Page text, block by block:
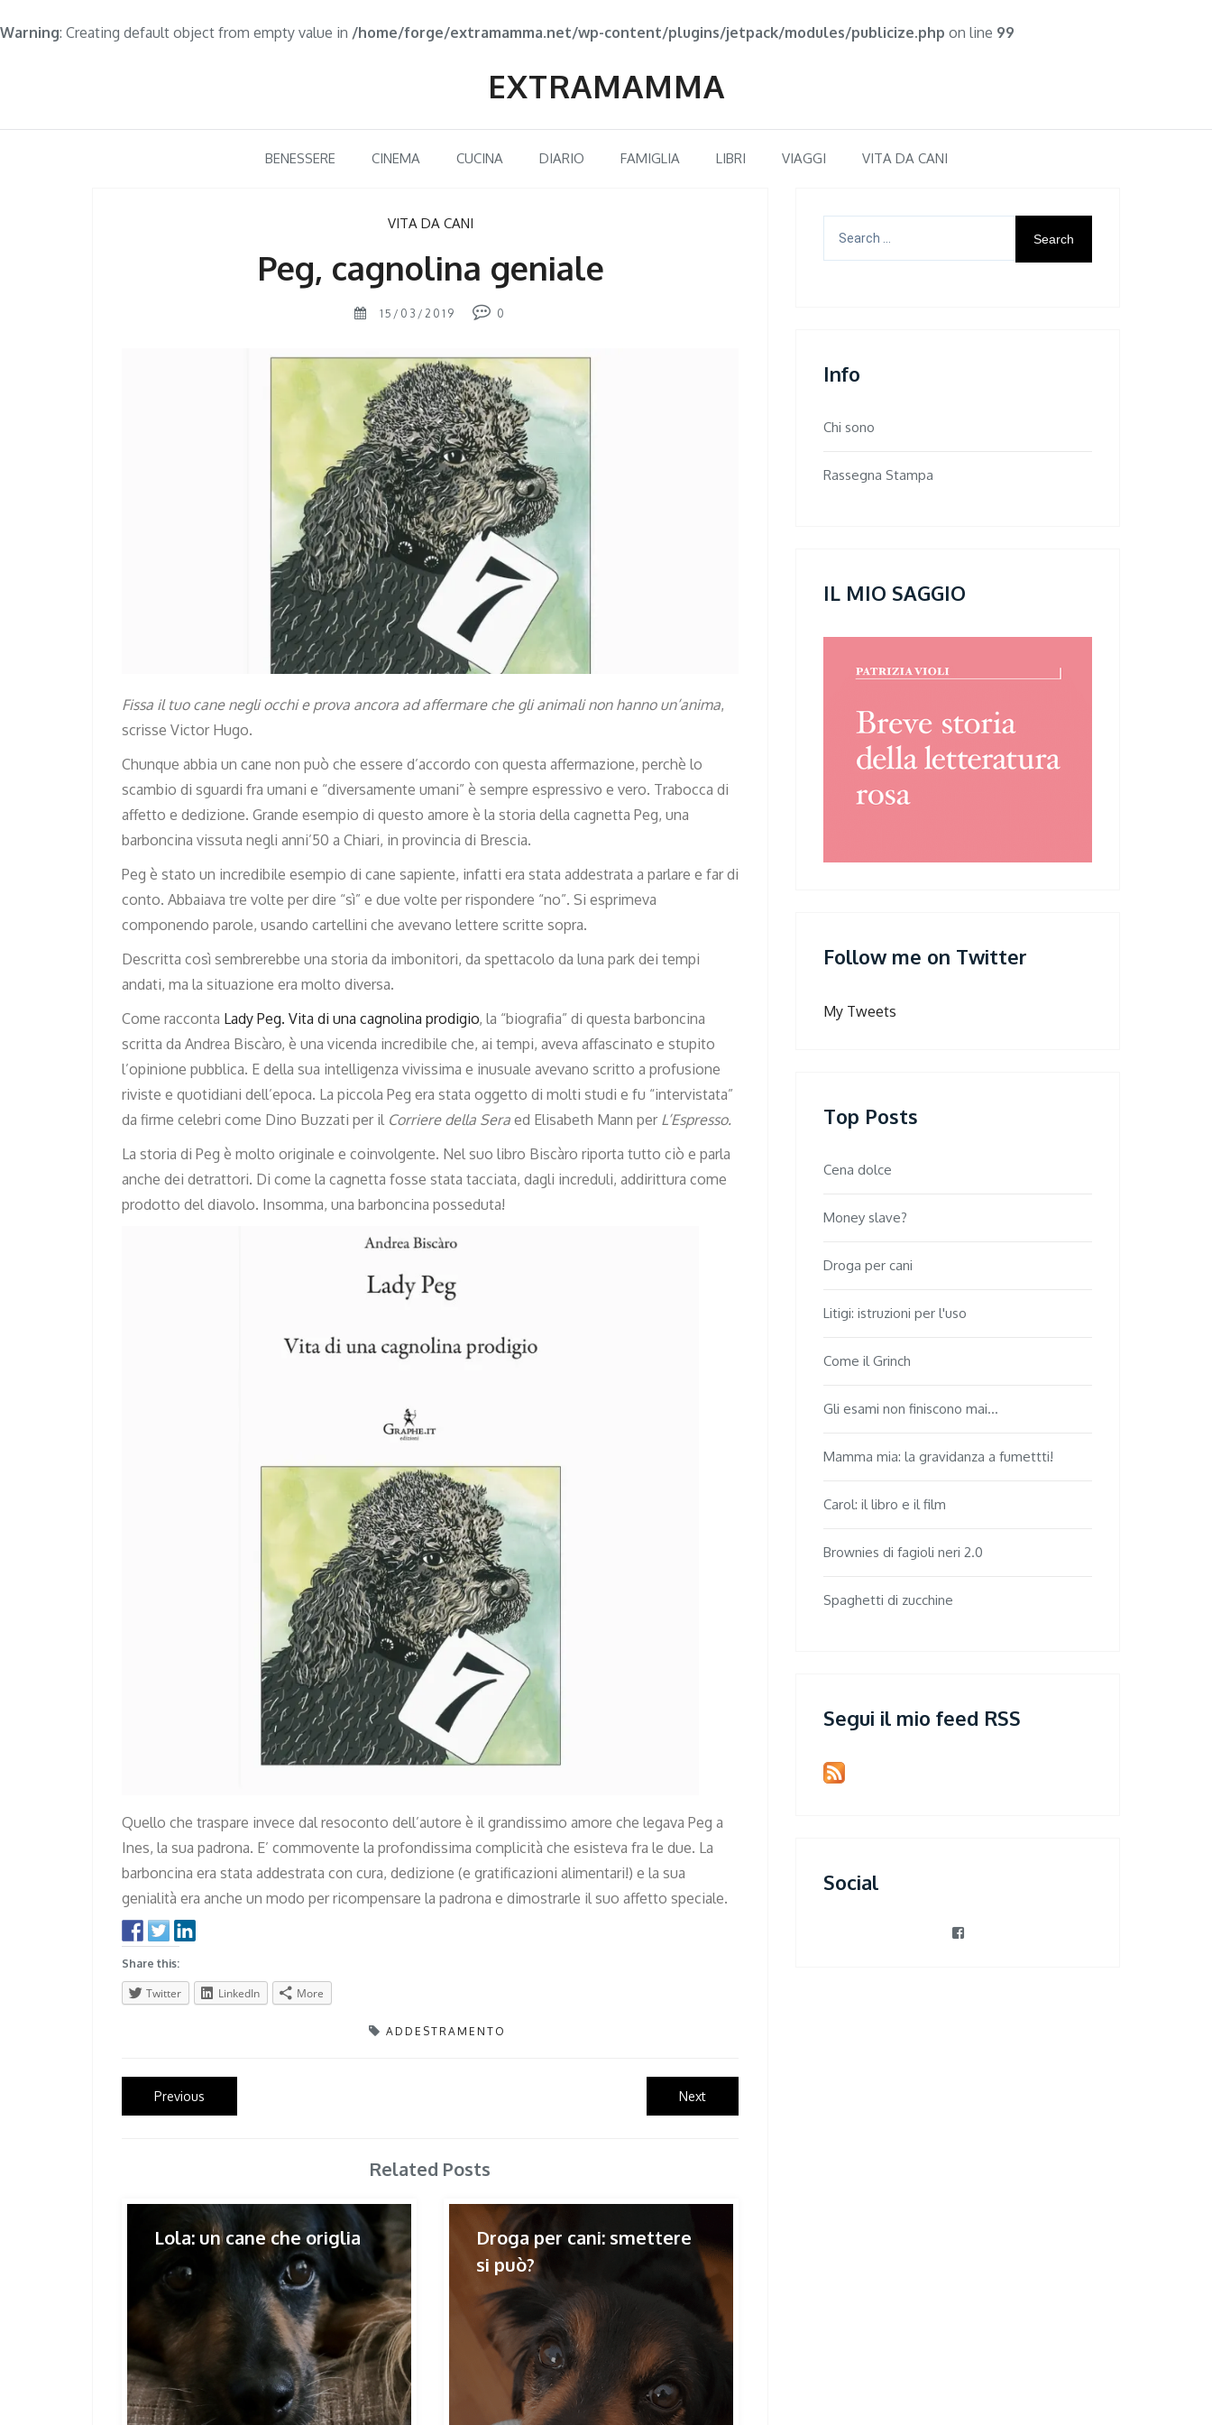
Warning: Creating default object from empty value in /home/forge/extramamma.net/wp-content/plugins/jetpack/modules/publicize.php on line 99
EXTRAMAMMA
BENESSERE CINEMA CUCINA DIARIO FAMIGLIA LIBRI VIAGGI VITA DA CANI
VITA DA CANI
Peg, cagnolina geniale
15/03/2019 0
Fissa il tuo cane negli occhi e prova ancora ad affermare che gli animali non hanno un’anima,
scrisse Victor Hugo.
Chunque abbia un cane non può che essere d’accordo con questa affermazione, perchè lo
scambio di sguardi fra umani e “diversamente umani” è sempre espressivo e vero. Trabocca di
affetto e dedizione. Grande esempio di questo amore è la storia della cagnetta Peg, una
barboncina vissuta negli anni’50 a Chiari, in provincia di Brescia.
Peg è stato un incredibile esempio di cane sapiente, infatti era stata addestrata a parlare e far di
conto. Abbaiava tre volte per dire “sì” e due volte per rispondere “no”. Si esprimeva
componendo parole, usando cartellini che avevano lettere scritte sopra.
Descritta così sembrerebbe una storia da imbonitori, da spettacolo da luna park dei tempi
andati, ma la situazione era molto diversa.
Come racconta Lady Peg. Vita di una cagnolina prodigio, la “biografia” di questa barboncina
scritta da Andrea Biscàro, è una vicenda incredibile che, ai tempi, aveva affascinato e stupito
l’opinione pubblica. E della sua intelligenza vivissima e inusuale avevano scritto a profusione
riviste e quotidiani dell’epoca. La piccola Peg era stata oggetto di molti studi e fu “intervistata”
da firme celebri come Dino Buzzati per il Corriere della Sera ed Elisabeth Mann per L’Espresso.
La storia di Peg è molto originale e coinvolgente. Nel suo libro Biscàro riporta tutto ciò e parla
anche dei detrattori. Di come la cagnetta fosse stata tacciata, dagli increduli, addirittura come
prodotto del diavolo. Insomma, una barboncina posseduta!
Quello che traspare invece dal resoconto dell’autore è il grandissimo amore che legava Peg a
Ines, la sua padrona. E’ commovente la profondissima complicità che esisteva fra le due. La
barboncina era stata addestrata con cura, dedizione (e gratificazioni alimentari!) e la sua
genialità era anche un modo per ricompensare la padrona e dimostrarle il suo affetto speciale.
Share this:
Twitter LinkedIn More
ADDESTRAMENTO
Post
navigation
Previous
post:
NextNext
post:
Related Posts
Lola: un cane che origlia
Droga per cani: smettere
si può?
for:
Info
Chi sono
Rassegna Stampa
IL MIO SAGGIO
Follow me on Twitter
My Tweets
Top Posts
Cena dolce
Money slave?
Droga per cani
Litigi: istruzioni per l'uso
Come il Grinch
Gli esami non finiscono mai...
Mamma mia: la gravidanza a fumettti!
Carol: il libro e il film
Brownies di fagioli neri 2.0
Spaghetti di zucchine
Segui il mio feed RSS
Social
View